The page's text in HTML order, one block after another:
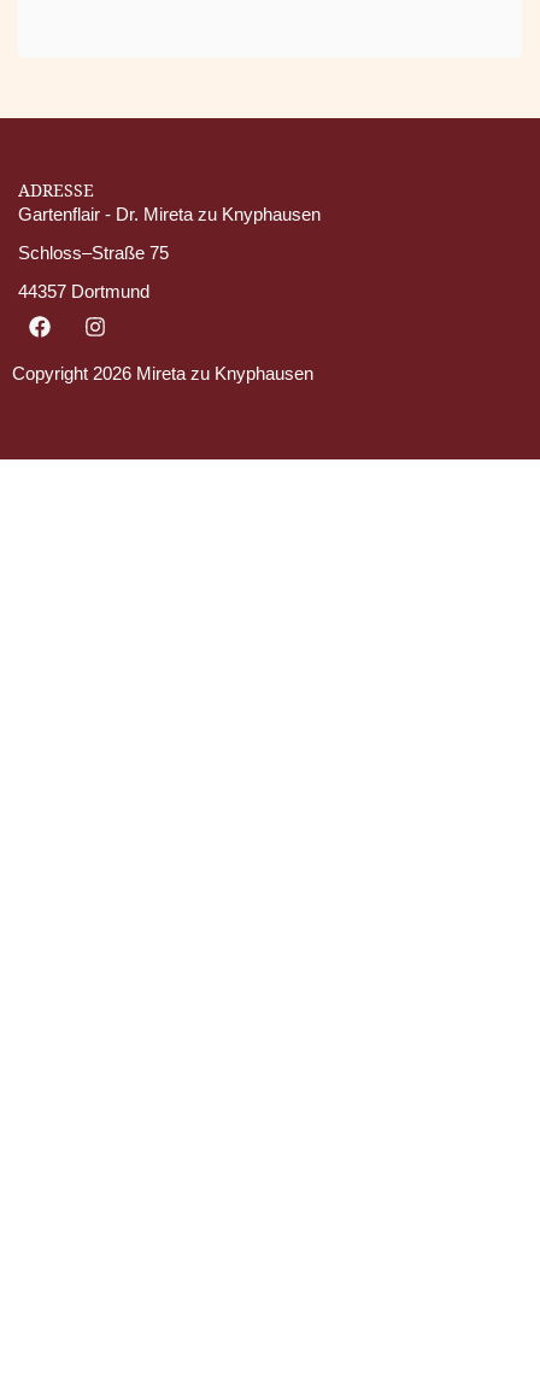
ADRESSE
Gartenflair - Dr. Mireta zu Knyphausen
Schloss–Straße 75
44357 Dortmund
Copyright 2026 Mireta zu Knyphausen